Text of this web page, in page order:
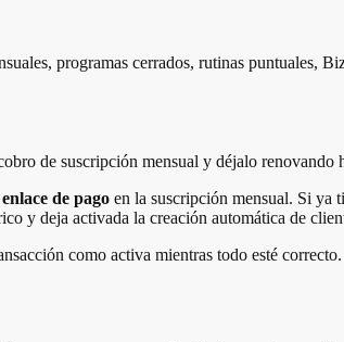
programas cerrados, rutinas puntuales,
de suscripción mensual y déjalo renovando
de pago en la suscripción mensual. Si ya
y deja activada la creación automática de
como activa mientras todo esté